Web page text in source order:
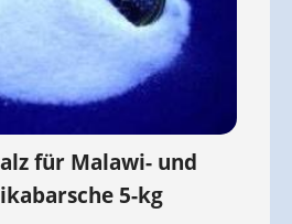
für Malawi- und
5-kg